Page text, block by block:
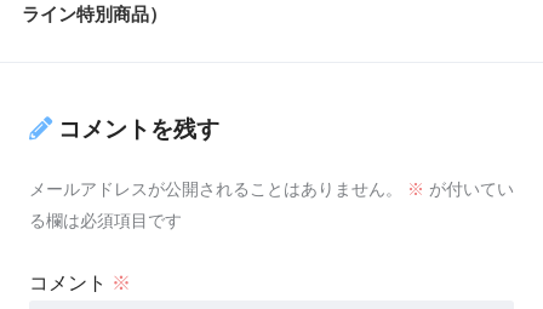
ライン特別商品）
コメントを残す
メールアドレスが公開されることはありません。 ※ が付いてい
る欄は必須項目です
コメント ※